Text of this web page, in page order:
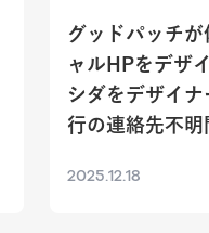
グッドパッチ
ャルHPをデザ
シダをデザイ
行の連絡先不明
2025.12.18